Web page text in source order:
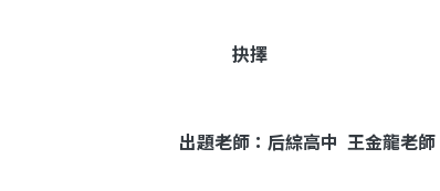
抉擇
出題老師：后綜高中 王金龍老師